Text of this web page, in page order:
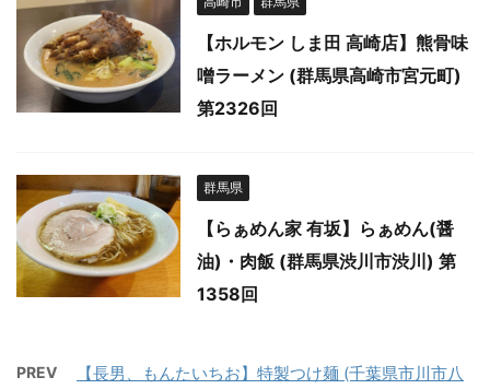
【ホルモン しま田 高崎店】熊骨味
噌ラーメン (群馬県高崎市宮元町)
第2326回
群馬県
【らぁめん家 有坂】らぁめん(醤
油)・肉飯 (群馬県渋川市渋川) 第
1358回
PREV
【長男、もんたいちお】特製つけ麺 (千葉県市川市八